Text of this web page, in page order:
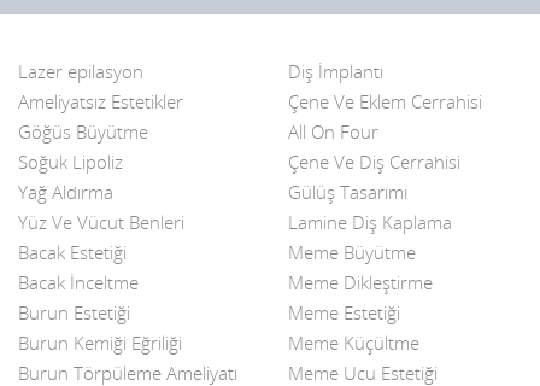
Düzce
Edirne
Elazığ
Erzincan
Erzurum
Eskişehir
Gaziantep
Burun Kemiği Eğriliği
Burun Törpüleme Ameliyatı
Burun Ucu Kaldırma
Çarpık Bacak Ameliyatı
Çene Estetiği
Çene ve Diş Cerrahisi
Çene ve Eklem Cerrahisi
Cilt bakımı
Lazer epilasyon
Ameliyatsız Estetikler
Göğüs Büyütme
Soğuk Lipoliz
Yağ Aldırma
Yüz Ve Vücut Benleri
Bacak Estetiği
Bacak İnceltme
Burun Estetiği
Burun Kemiği Eğriliği
Burun Törpüleme Ameliyatı
Diş İmplantı
Çene Ve Eklem Cerrahisi
All On Four
Çene Ve Diş Cerrahisi
Gülüş Tasarımı
Lamine Diş Kaplama
Meme Büyütme
Meme Dikleştirme
Meme Estetiği
Meme Küçültme
Meme Ucu Estetiği